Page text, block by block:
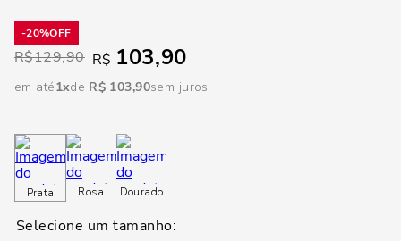
20%
R$129,90 R$ 103,90
em até1 R$ 103,90sem juros
Prata Rosa Dourado